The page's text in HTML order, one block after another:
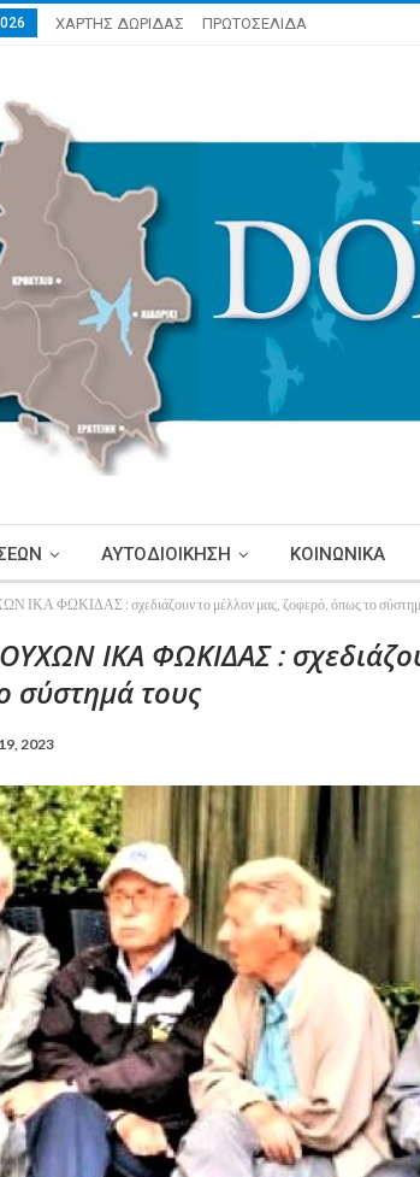
ΧΑΡΤΗΣ ΔΩΡΙΔΑΣ ΠΡΩΤΟΣΕΛΙΔΑ
ΑΥΤΟΔΙΟΙΚΗΣΗ ΚΟΙΝΩΝΙΚΑ
ΦΩΚΙΔΑΣ : σχεδιάζουν το μέλλον μας, ζοφερό, όπως το
ΙΚΑ ΦΩΚΙΔΑΣ :
σύστημά τους
2023